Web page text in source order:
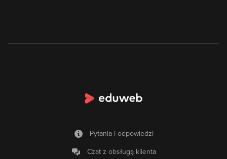
Pytania i odpowiedzi
Czat z obsługą klienta